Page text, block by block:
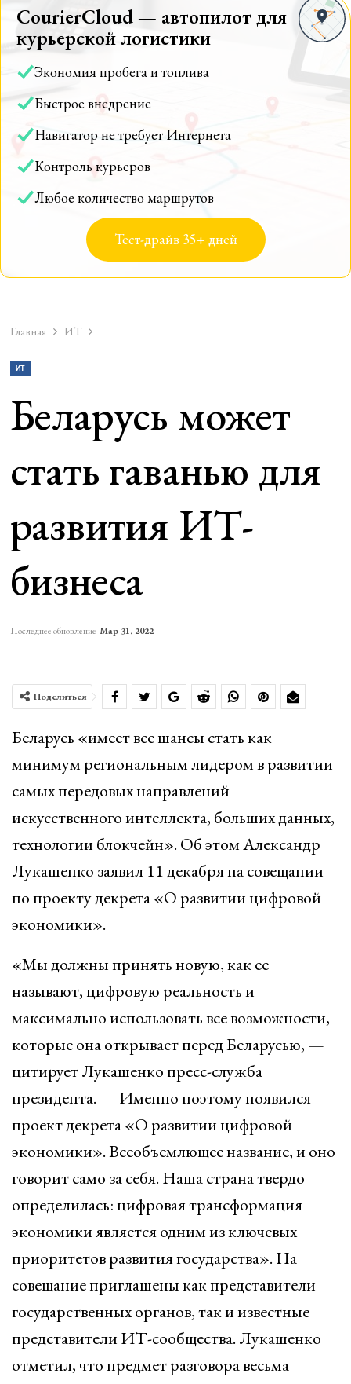
CourierCloud — автопилот для
курьерской логистики
Экономия пробега и топлива
Быстрое внедрение
Навигатор не требует Интернета
Контроль курьеров
Любое количество маршрутов
Тест-драйв 35+ дней
Главная ИТ
ИТ
Беларусь может
стать гаванью для
развития ИТ-
бизнеса
Последнее обновление Мар 31, 2022
Поделиться
Беларусь «имеет все шансы стать как
минимум региональным лидером в развитии
самых передовых направлений —
искусственного интеллекта, больших данных,
технологии блокчейн». Об этом Александр
Лукашенко заявил 11 декабря на совещании
по проекту декрета «О развитии цифровой
экономики».
«Мы должны принять новую, как ее
называют, цифровую реальность и
максимально использовать все возможности,
которые она открывает перед Беларусью, —
цитирует Лукашенко пресс-служба
президента. — Именно поэтому появился
проект декрета «О развитии цифровой
экономики». Всеобъемлющее название, и оно
говорит само за себя. Наша страна твердо
определилась: цифровая трансформация
экономики является одним из ключевых
приоритетов развития государства». На
совещание приглашены как представители
государственных органов, так и известные
представители ИТ-сообщества. Лукашенко
отметил, что предмет разговора весьма